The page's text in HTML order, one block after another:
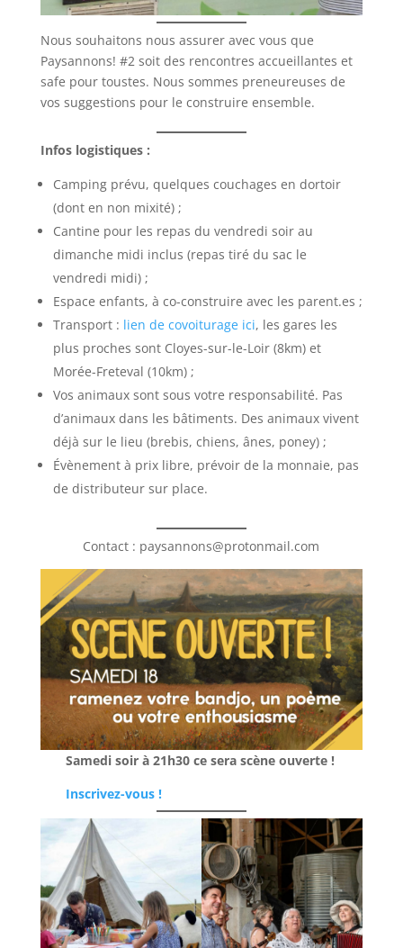
Nous souhaitons nous assurer avec vous que
Paysannons! #2 soit des rencontres accueillantes et
safe pour toustes. Nous sommes preneureuses de
vos suggestions pour le construire ensemble.
Infos logistiques :
Camping prévu, quelques couchages en dortoir
(dont en non mixité) ;
Cantine pour les repas du vendredi soir au
dimanche midi inclus (repas tiré du sac le
vendredi midi) ;
Espace enfants, à co-construire avec les parent.es ;
Transport : lien de covoiturage ici, les gares les
plus proches sont Cloyes-sur-le-Loir (8km) et
Morée-Freteval (10km) ;
Vos animaux sont sous votre responsabilité. Pas
d’animaux dans les bâtiments. Des animaux vivent
déjà sur le lieu (brebis, chiens, ânes, poney) ;
Évènement à prix libre, prévoir de la monnaie, pas
de distributeur sur place.
Contact : paysannons@protonmail.com
Samedi soir à 21h30 ce sera scène ouverte !
Inscrivez-vous !